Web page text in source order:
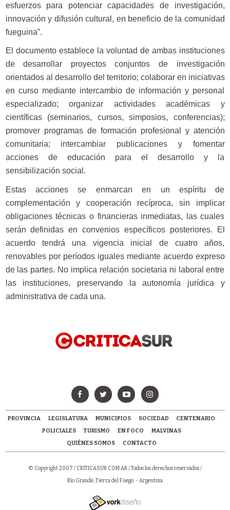
esfuerzos para potenciar capacidades de investigación,
innovación y difusión cultural, en beneficio de la comunidad
fueguina”.
El documento establece la voluntad de ambas instituciones
de desarrollar proyectos conjuntos de investigación
orientados al desarrollo del territorio; colaborar en iniciativas
en curso mediante intercambio de información y personal
especializado; organizar actividades académicas y
científicas (seminarios, cursos, simposios, conferencias);
promover programas de formación profesional y atención
comunitaria; intercambiar publicaciones y fomentar
acciones de educación para el desarrollo y la
sensibilización social.
Estas acciones se enmarcan en un espíritu de
complementación y cooperación recíproca, sin implicar
obligaciones técnicas o financieras inmediatas, las cuales
serán definidas en convenios específicos posteriores. El
acuerdo tendrá una vigencia inicial de cuatro años,
renovables por períodos iguales mediante acuerdo expreso
de las partes. No implica relación societaria ni laboral entre
las instituciones, preservando la autonomía jurídica y
administrativa de cada una.
PROVINCIA LEGISLATURA MUNICIPIOS SOCIEDAD
CENTENARIO
POLICIALES
TURISMO EN FOCO
MALVINAS
QUIÉNES SOMOS
CONTACTO
© Copyright 2007 / CRITICASUR.COM.AR/ Todos los derechos reservados /
Río Grande, Tierra del Fuego. - Argentina